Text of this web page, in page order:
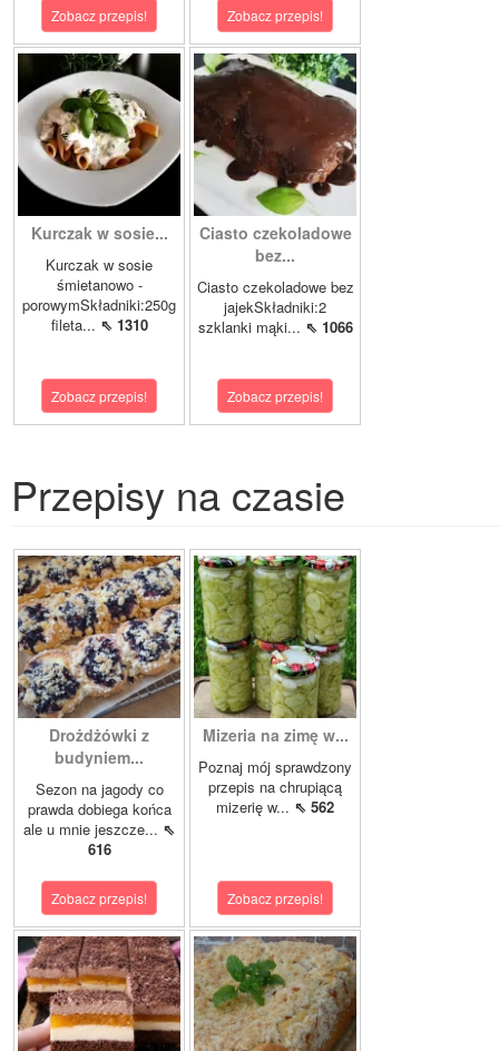
Zobacz przepis! Zobacz przepis!
Kurczak w sosie...
Kurczak w sosie
śmietanowo -
porowymSkładniki:250g
fileta... ⇖ 1310
Zobacz przepis!
Ciasto czekoladowe
bez...
Ciasto czekoladowe bez
jajekSkładniki:2
szklanki mąki... ⇖ 1066
Zobacz przepis!
Przepisy na czasie
Drożdżówki z
budyniem...
Sezon na jagody co
prawda dobiega końca
ale u mnie jeszcze... ⇖
616
Zobacz przepis!
Mizeria na zimę w...
Poznaj mój sprawdzony
przepis na chrupiącą
mizerię w... ⇖ 562
Zobacz przepis!